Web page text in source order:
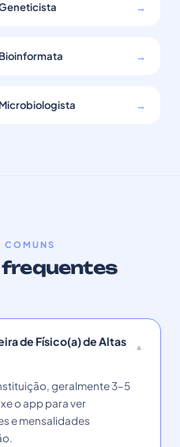
→
→
→
COMUNS
de Físico(a) de Altas
geralmente 3–5
o app para ver
e mensalidades